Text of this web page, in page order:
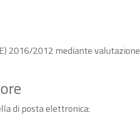
2016/2012 mediante valutazione
di posta elettronica: